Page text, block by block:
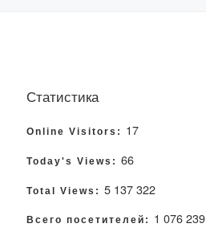
Статистика
Online Visitors: 17
Today's Views: 66
Total Views: 5 137 322
Всего посетителей: 1 076 239